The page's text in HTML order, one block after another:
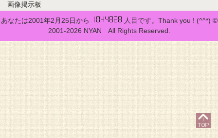
画像掲示板
あなたは2001年2月25日から
人目です。Thank you ! (^^*) ©
2001-2026 NYAN All Rights Reserved.